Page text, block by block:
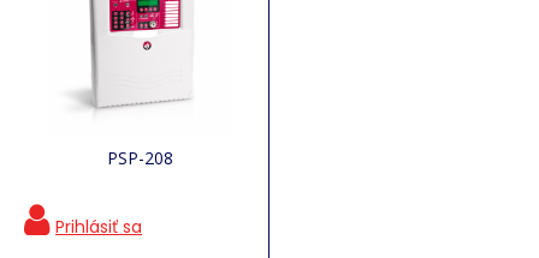
PSP-208